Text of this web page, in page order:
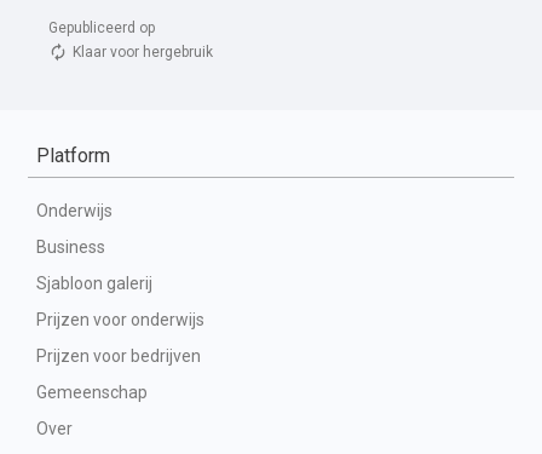
Gepubliceerd op
Klaar voor hergebruik
Platform
Onderwijs
Business
Sjabloon galerij
Prijzen voor onderwijs
Prijzen voor bedrijven
Gemeenschap
Over